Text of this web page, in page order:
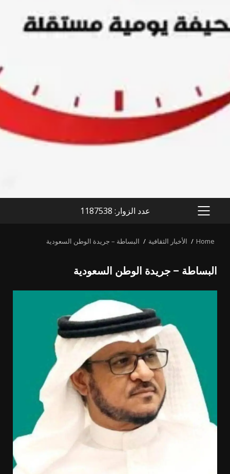
PRIMARY
عدد الزوار: 1187538
Home الأخبار الثقافية البساطة – جريدة الوطن السعودية
البساطة – جريدة الوطن السعودية